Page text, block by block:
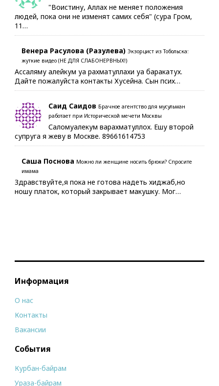
"Воистину, Аллах не меняет положения
людей, пока они не изменят самих себя" (сура Гром,
11…
Венера Расулова (Разулева) Экзорцист из Тобольска:
жуткие видео (НЕ ДЛЯ СЛАБОНЕРВНЫХ!)
Ассаляму алейкум уа рахматуллахи уа баракатух.
Дайте пожалуйста контакты Хусейна. Сын псих…
Саид Саидов Брачное агентство для мусульман
работает при Исторической мечети Москвы
Саломуалекум варахматуллох. Ешу второй
супруга я жеву в Москве. 89661614753
Саша Поснова Можно ли женщине носить брюки? Спросите
имама
Здравствуйте,я пока не готова надеть хиджаб,но
ношу платок, который закрывает макушку. Мог…
Информация
О нас
Контакты
Вакансии
События
Курбан-байрам
Ураза-байрам